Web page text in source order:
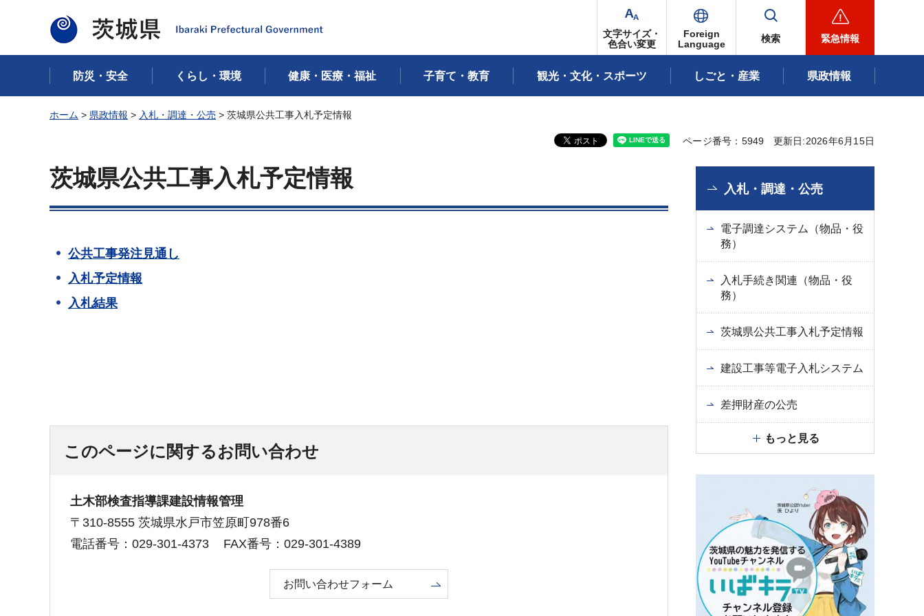
茨城県
文字サイズ・
色合い変更
Foreign
Language
検索 緊急情報
防災・安全 くらし・環境 健康・医療・福祉 子育て・教育 観光・文化・スポーツ しごと・産業 県政情報
ホーム > 県政情報 > 入札・調達・公売 > 茨城県公共工事入札予定情報
ページ番号：5949 更新日:2026年6月15日
茨城県公共工事入札予定情報
公共工事発注見通し
入札予定情報
入札結果
このページに関するお問い合わせ
土木部検査指導課建設情報管理
〒310-8555 茨城県水戸市笠原町978番6
電話番号：029-301-4373
FAX番号：029-301-4389
お問い合わせフォーム
入札・調達・公売
電子調達システム（物品・役
務）
入札手続き関連（物品・役
務）
茨城県公共工事入札予定情報
建設工事等電子入札システム
差押財産の公売
もっと見る